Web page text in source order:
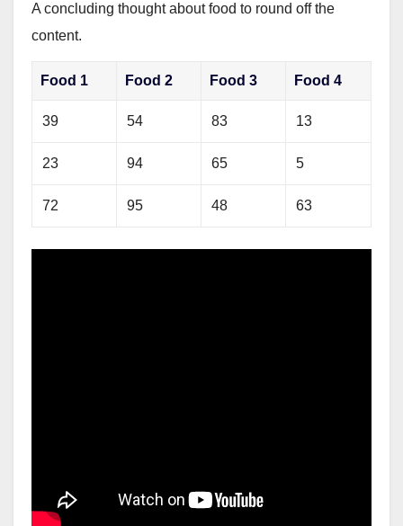
A concluding thought about food to round off the
content.
Food 1 Food 2 Food 3 Food 4
39 54 83 13
23 94 65 5
72 95 48 63